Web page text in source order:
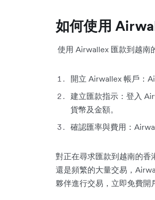
如何使用
使用 Airwallex 匯款到越南
開立 Airwallex 帳戶：
建立匯款指示：登入
貨幣及金額。
確認匯率與費用：
對正在尋求匯款到越南的
還是頻繁的大量交易，
夥伴進行交易，立即免費開